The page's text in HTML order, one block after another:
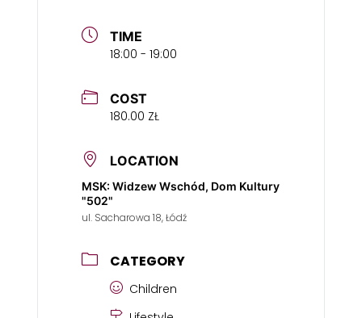
TIME
18:00 - 19:00
COST
180.00 ZŁ
LOCATION
MSK: Widzew Wschód, Dom Kultury
"502"
ul. Sacharowa 18, Łódź
CATEGORY
Children